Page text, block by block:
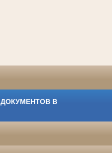
В